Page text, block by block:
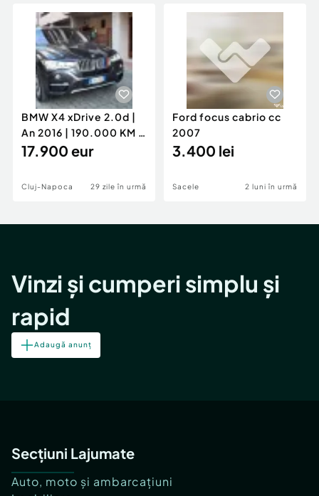
Servicii
Animale de companie
Afaceri și echipamente profesionale
Inchiriere Bunuri si Vehicule
Utilaje agricole si industriale
Piese auto si accesorii
Dacia Duster
BMW X4 xDrive 2.0d |
An 2016 | 190.000 KM |
Stare Impecabilă
17.900 eur
Cluj-Napoca 29 zile în urmă
Ford focus cabrio cc
2007
3.400 lei
Sacele 2 luni în urmă
Vinzi și cumperi simplu și
rapid
Adaugă anunț
Secțiuni Lajumate
Auto, moto și ambarcațiuni